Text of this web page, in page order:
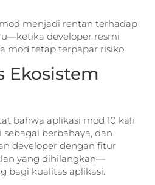
menjadi rentan terhadap
developer resmi
mod tetap terpapar risiko
Ekosistem
bahwa aplikasi mod 10 kali
berbahaya, dan
developer dengan fitur
yang dihilangkan—
bagi kualitas aplikasi.